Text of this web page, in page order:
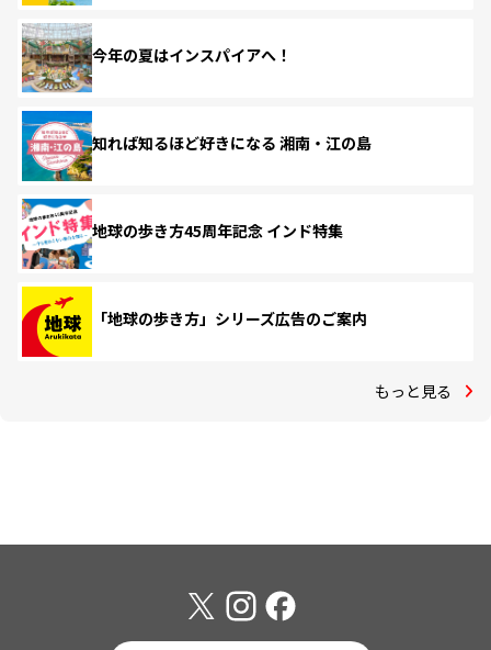
今年の夏はインスパイアへ！
知れば知るほど好きになる 湘南・江の島
地球の歩き方45周年記念 インド特集
「地球の歩き方」シリーズ広告のご案内
もっと見る